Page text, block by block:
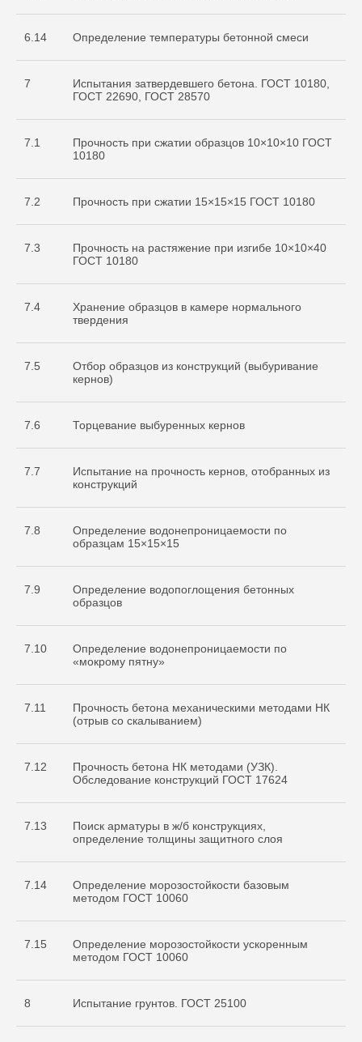
6.14 Определение температуры бетонной смеси
7
Испытания затвердевшего бетона. ГОСТ 10180,
ГОСТ 22690, ГОСТ 28570
7.1
Прочность при сжатии образцов 10×10×10 ГОСТ
10180
7.2 Прочность при сжатии 15×15×15 ГОСТ 10180
7.3
Прочность на растяжение при изгибе 10×10×40
ГОСТ 10180
7.4
Хранение образцов в камере нормального
твердения
7.5
Отбор образцов из конструкций (выбуривание
кернов)
7.6 Торцевание выбуренных кернов
7.7
Испытание на прочность кернов, отобранных из
конструкций
7.8
Определение водонепроницаемости по
образцам 15×15×15
7.9
Определение водопоглощения бетонных
образцов
7.10
Определение водонепроницаемости по
«мокрому пятну»
7.11
Прочность бетона механическими методами НК
(отрыв со скалыванием)
7.12
Прочность бетона НК методами (УЗК).
Обследование конструкций ГОСТ 17624
7.13
Поиск арматуры в ж/б конструкциях,
определение толщины защитного слоя
7.14
Определение морозостойкости базовым
методом ГОСТ 10060
7.15
Определение морозостойкости ускоренным
методом ГОСТ 10060
8 Испытание грунтов. ГОСТ 25100
info@sdo-eng.ru